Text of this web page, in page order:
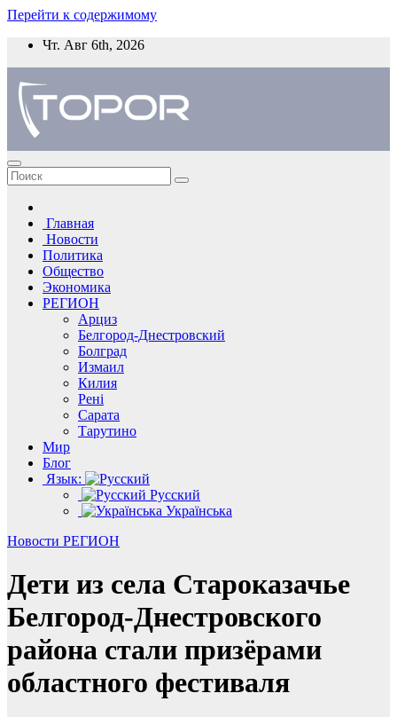
Перейти к содержимому
Чт. Авг 6th, 2026
Главная
Новости
Политика
Общество
Экономика
РЕГИОН
Арциз
Белгород-Днестровский
Болград
Измаил
Килия
Рені
Сарата
Тарутино
Мир
Блог
Язык:
Русский
Українська
Новости РЕГИОН
Дети из села Староказачье
Белгород-Днестровского
района стали призёрами
областного фестиваля